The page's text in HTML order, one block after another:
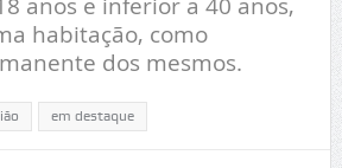
habitação, como
dos mesmos.
em destaque